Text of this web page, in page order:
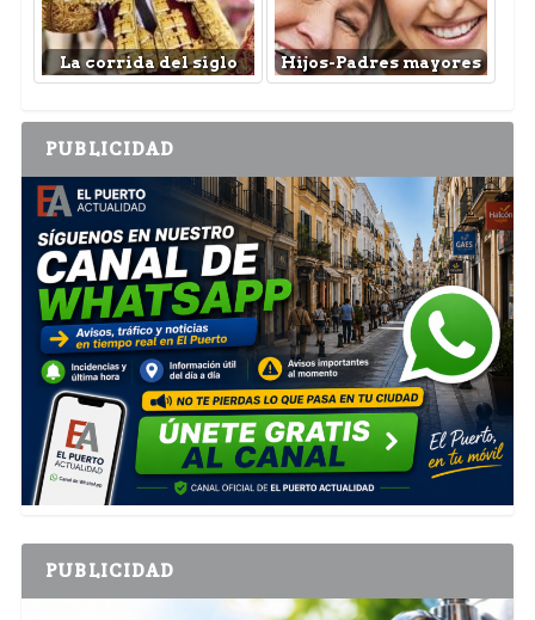
La corrida del siglo Hijos-Padres mayores
PUBLICIDAD
PUBLICIDAD